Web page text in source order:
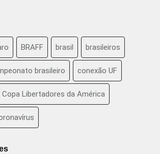
BRAFF brasil brasileiros
brasileiro conexão UF
Copa Libertadores da América